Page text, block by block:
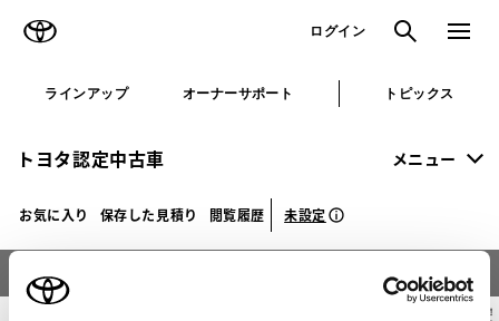
ログイン 検索 メニュ
ラインアップ オーナーサポート トピックス
トヨタ認定中古車 メニュー
お気に入り 保存した見積り 閲覧履歴 未設定
車種選択